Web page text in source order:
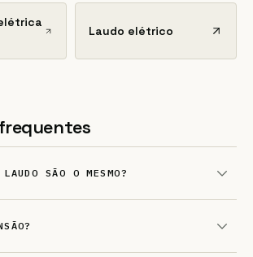
Laudo elétrico
SÃO O MESMO?